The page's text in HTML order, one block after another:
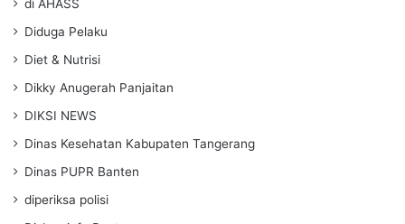
di AHASS
Diduga Pelaku
Diet & Nutrisi
Dikky Anugerah Panjaitan
DIKSI NEWS
Dinas Kesehatan Kabupaten Tangerang
Dinas PUPR Banten
diperiksa polisi